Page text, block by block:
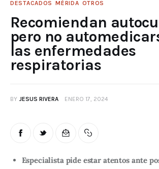
DESTACADOS MÉRIDA OTROS
Recomiendan
pero no
las enfermedades
respiratorias
BY JESUS RIVERA ENERO 17, 2024
Especialista pide estar atentos ante